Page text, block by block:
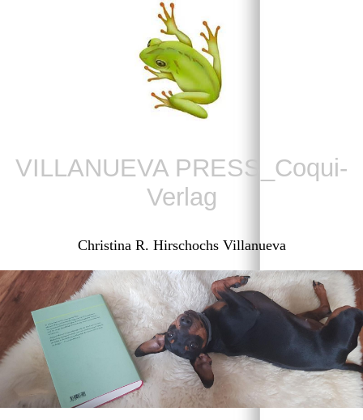
VILLANUEVA PRESS_Coqui-
Verlag
Christina R. Hirschochs Villanueva